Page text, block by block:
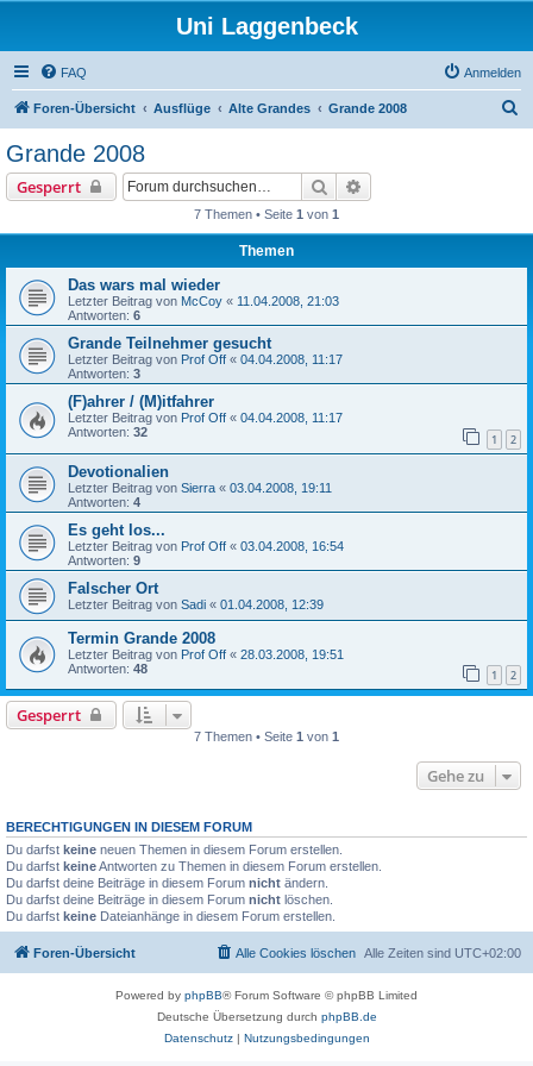
Uni Laggenbeck
FAQ Anmelden
Foren-Übersicht Ausflüge Alte Grandes Grande 2008
Grande 2008
Gesperrt Suche
7 Themen • Seite 1 von 1
Themen
Das wars mal wieder
Letzter Beitrag von McCoy « 11.04.2008, 21:03
Antworten: 6
Grande Teilnehmer gesucht
Letzter Beitrag von Prof Off « 04.04.2008, 11:17
Antworten: 3
(F)ahrer / (M)itfahrer
Letzter Beitrag von Prof Off « 04.04.2008, 11:17
Antworten: 32 1 2
Devotionalien
Letzter Beitrag von Sierra « 03.04.2008, 19:11
Antworten: 4
Es geht los...
Letzter Beitrag von Prof Off « 03.04.2008, 16:54
Antworten: 9
Falscher Ort
Letzter Beitrag von Sadi « 01.04.2008, 12:39
Termin Grande 2008
Letzter Beitrag von Prof Off « 28.03.2008, 19:51
Antworten: 48 1 2
Gesperrt
7 Themen • Seite 1 von 1
Gehe zu
BERECHTIGUNGEN IN DIESEM FORUM
Du darfst keine neuen Themen in diesem Forum erstellen.
Du darfst keineAntworten zu Themen in diesem Forum erstellen.
Du darfst deine Beiträge in diesem Forum nicht ändern.
Du darfst deine Beiträge in diesem Forum nicht löschen.
Du darfst keine Dateianhänge in diesem Forum erstellen.
Foren-Übersicht Alle Zeiten sind UTC+02:00
Alle Cookies löschen
Powered by phpBB® Forum Software © phpBB Limited
Deutsche Übersetzung durch phpBB.de
Datenschutz| Nutzungsbedingungen